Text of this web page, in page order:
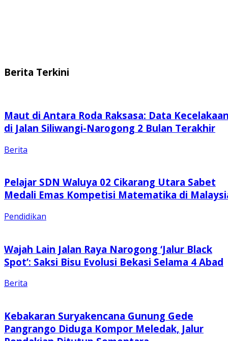
Berita Terkini
Maut di Antara Roda Raksasa: Data
di Jalan Siliwangi-Narogong 2 Bulan Terakhir
Berita
Pelajar SDN Waluya 02 Cikarang Utara Sabet
Medali Emas Kompetisi Matematika di
Pendidikan
Wajah Lain Jalan Raya Narogong ‘Jalur Black
Spot’: Saksi Bisu Evolusi Bekasi Selama 4 Abad
Berita
Kebakaran Suryakencana Gunung Gede
Pangrango Diduga Kompor Meledak, Jalur